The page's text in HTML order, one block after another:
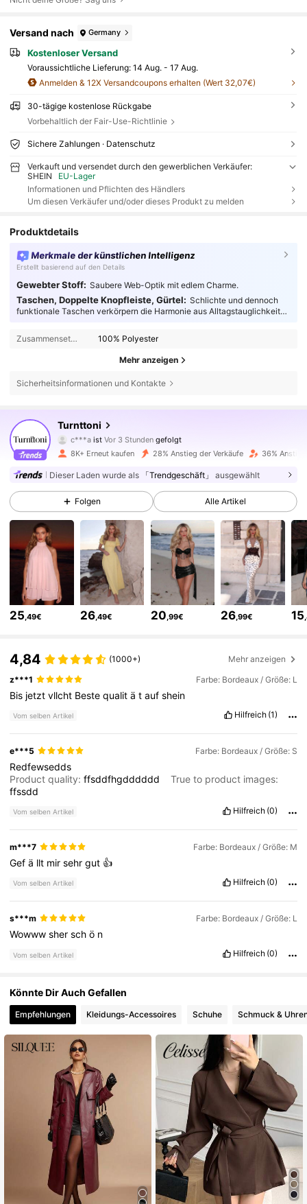
Versand nach Germany
Kostenloser Versand
Voraussichtliche Lieferung: 14 Aug. - 17 Aug.
Anmelden & 12X Versandcoupons erhalten (Wert 32,07€)
30-tägige kostenlose Rückgabe
Vorbehaltlich der Fair-Use-Richtlinie
Sichere Zahlungen · Datenschutz
Verkauft und versendet durch den gewerblichen Verkäufer:
SHEIN
EU-Lager
Informationen und Pflichten des Händlers
Um diesen Verkäufer und/oder dieses Produkt zu melden
Produktdetails
Merkmale der künstlichen Intelligenz
Erstellt basierend auf den Details
Gewebter Stoff: Saubere Web-Optik mit edlem Charme.
Taschen, Doppelte Knopfleiste, Gürtel: Schlichte und dennoch
funktionale Taschen verkörpern die Harmonie aus Alltagstauglichkeit
Zusammensetzung:
100% Polyester
Mehr anzeigen
Sicherheitsinformationen und Kontakte
Turnttoni
c***aist Vor 3 Stunden
m***9ist am Durchsuchen
4,71
24K Follower
4,71
4,71 24K Follower
4,71 24K Follower
4,71
4,71
4,71 24K Follower
8K+ Erneut kaufen 28% Anstieg der Verkäufe 36%
Dieser Laden wurde als 「Trendgeschäft」 ausgewählt
Folgen Alle Artikel
25,49€ 26,49€ 20,99€ 26,99€ 15
4,84 (1000+) Mehr anzeigen
z***1 Farbe: Bordeaux / Größe: L
Bis jetztvllcht Bestequalitätaufshein
Vom selben Artikel Hilfreich (1)
e***5 Farbe: Bordeaux / Größe: S
Redfewsedds
Product quality:ffsddfhgdddddd
True to product images:
ffssdd
Vom selben Artikel Hilfreich (0)
m***7 Farbe: Bordeaux / Größe: M
Gefä llt mirsehrgut 👍
Vom selben Artikel Hilfreich (0)
s***m Farbe: Bordeaux / Größe: L
Wowwwsherschö n
Vom selben Artikel Hilfreich (0)
Könnte Dir Auch Gefallen
Empfehlungen Kleidungs-Accessoires Schuhe Schmuck &